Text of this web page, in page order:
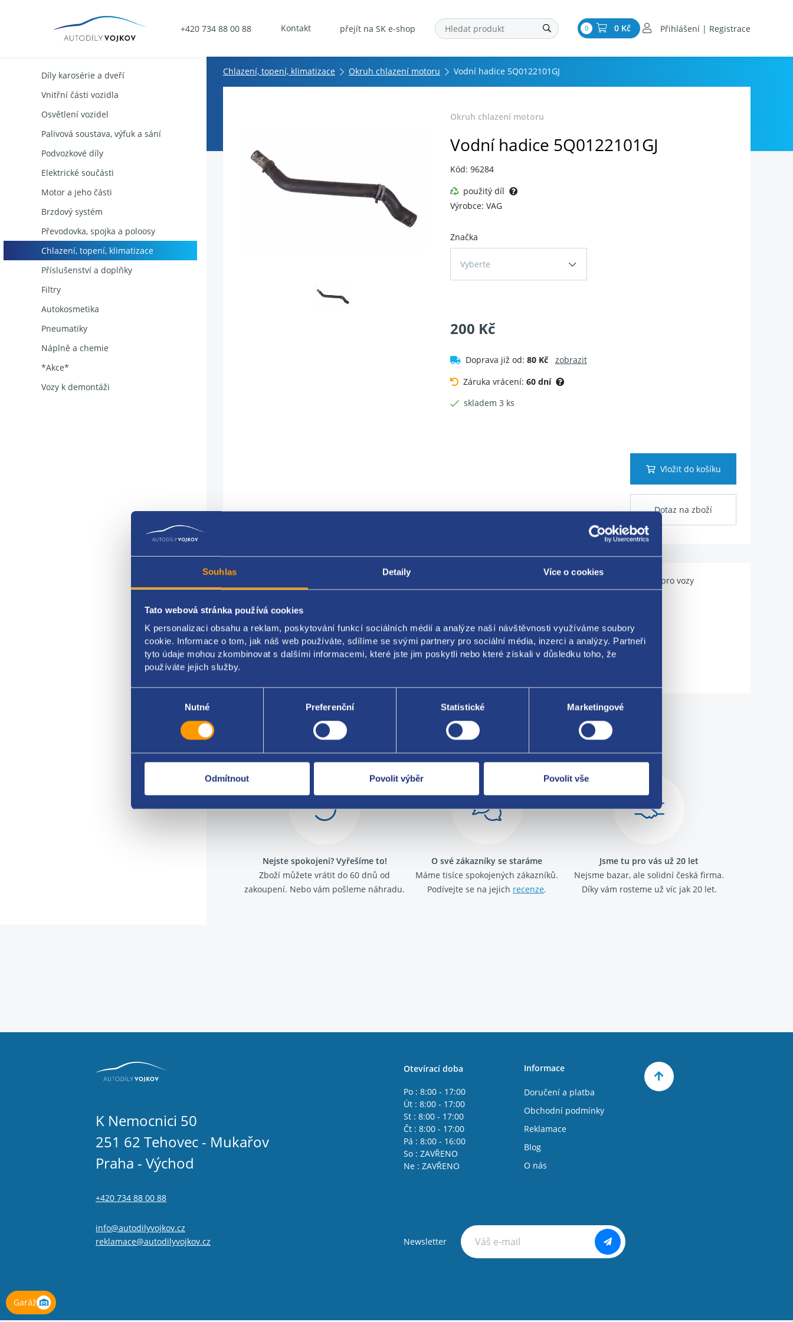
Souhlas Detaily Více o cookies
Tato webová stránka používá cookies
K personalizaci obsahu a reklam, poskytování funkcí sociálních médií a analýze naší návštěvnosti využíváme soubory
cookie. Informace o tom, jak náš web používáte, sdílíme se svými partnery pro sociální média, inzerci a analýzy. Partneři
tyto údaje mohou zkombinovat s dalšími informacemi, které jste jim poskytli nebo které získali v důsledku toho, že
používáte jejich služby.
Nutné Preferenční Statistické Marketingové
Odmítnout Povolit výběr Povolit vše
+420 734 88 00 88 Kontakt přejít na SK e-shop 0 0 Kč Přihlášení | Registrace
Díly karosérie a dveří
Vnitřní části vozidla
Osvětlení vozidel
Palivová soustava, výfuk a sání
Podvozkové díly
Elektrické součásti
Motor a jeho části
Brzdový systém
Převodovka, spojka a poloosy
Chlazení, topení, klimatizace
Příslušenství a doplňky
Filtry
Autokosmetika
Pneumatiky
Náplně a chemie
*Akce*
Vozy k demontáži
Chlazení, topení, klimatizace Okruh chlazení motoru Vodní hadice 5Q0122101GJ
Okruh chlazení motoru
Vodní hadice 5Q0122101GJ
Kód: 96284
použitý díl
Výrobce: VAG
Značka
Vyberte
200 Kč
Doprava již od: 80 Kč
zobrazit
Záruka vrácení: 60 dní
skladem 3 ks
Vložit do košíku
Dotaz na zboží
Použitelné pro vozy
vodní hadice
VAG originál: 5Q0122101GJ 5Q0122101S
Za kvalitu ručíme!
Nejste spokojeni? Vyřešíme to!
Zboží můžete vrátit do 60 dnů od
zakoupení. Nebo vám pošleme náhradu.
O své zákazníky se staráme
Máme tisíce spokojených zákazníků.
Podívejte se na jejich recenze.
Jsme tu pro vás už 20 let
Nejsme bazar, ale solidní česká firma.
Díky vám rosteme už víc jak 20 let.
Garáž
K Nemocnici 50
251 62 Tehovec - Mukařov
Praha - Východ
+420 734 88 00 88
info@autodilyvojkov.cz
reklamace@autodilyvojkov.cz
Otevírací doba
Po : 8:00 - 17:00
Út : 8:00 - 17:00
St : 8:00 - 17:00
Čt : 8:00 - 17:00
Pá : 8:00 - 16:00
So : ZAVŘENO
Ne : ZAVŘENO
Informace
Doručení a platba
Obchodní podmínky
Reklamace
Blog
O nás
Newsletter